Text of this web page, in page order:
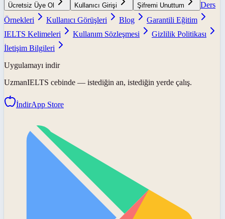
Ücretsiz Üye Ol Kullanıcı Girişi Şifremi Unuttum
Ders
Örnekleri
Kullanıcı Görüşleri Blog
Garantili Eğitim
IELTS Kelimeleri
Kullanım Sözleşmesi
Gizlilik Politikası
İletişim Bilgileri
Uygulamayı indir
UzmanIELTS cebinde — istediğin an, istediğin yerde çalış.
İndirApp Store